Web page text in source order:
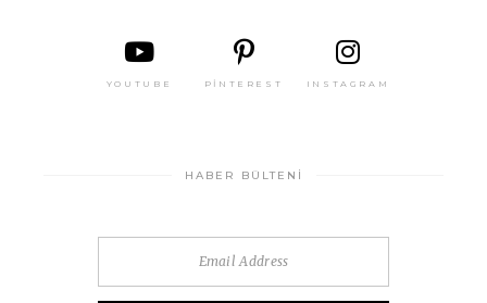
YOUTUBE PINTEREST INSTAGRAM
HABER BÜLTENI